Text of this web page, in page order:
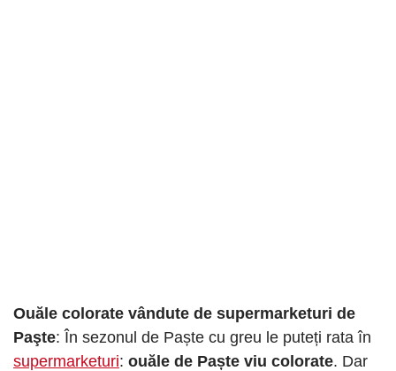
Ouăle colorate vândute de supermarketuri de
Paşte: În sezonul de Paște cu greu le puteți rata în
supermarketuri: ouăle de Paște viu colorate. Dar